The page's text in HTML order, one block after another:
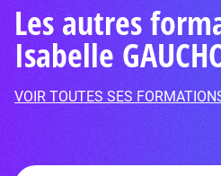
Les autres
Isabelle
VOIR TOUTES SES